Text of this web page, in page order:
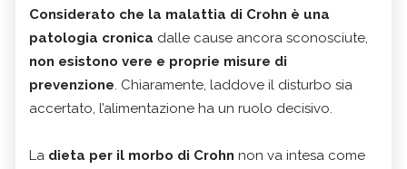
Considerato che la malattia di Crohn è una
patologia cronica dalle cause ancora sconosciute,
non esistono vere e proprie misure di
prevenzione . Chiaramente, laddove il disturbo sia
accertato, l’alimentazione ha un ruolo decisivo.
La dieta per il morbo di Crohn non va intesa come